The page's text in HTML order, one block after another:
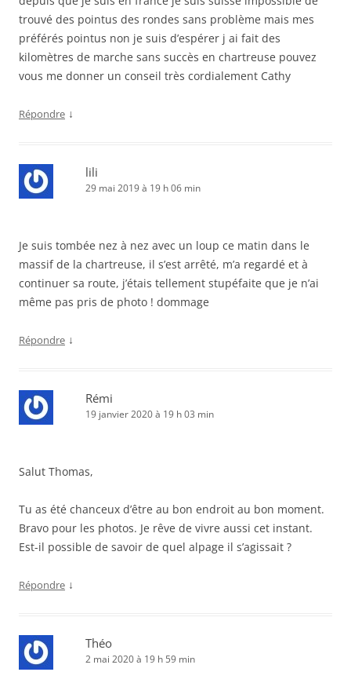
trouvé des pointus des rondes sans problème mais mes
préférés pointus non je suis d’espérer j ai fait des
kilomètres de marche sans succès en chartreuse pouvez
vous me donner un conseil très cordialement Cathy
Répondre ↓
lili
29 mai 2019 à 19 h 06 min
Je suis tombée nez à nez avec un loup ce matin dans le
massif de la chartreuse, il s’est arrêté, m’a regardé et à
continuer sa route, j’étais tellement stupéfaite que je n’ai
même pas pris de photo ! dommage
Répondre ↓
Rémi
19 janvier 2020 à 19 h 03 min
Salut Thomas,
Tu as été chanceux d’être au bon endroit au bon moment.
Bravo pour les photos. Je rêve de vivre aussi cet instant.
Est-il possible de savoir de quel alpage il s’agissait ?
Répondre ↓
Théo
2 mai 2020 à 19 h 59 min